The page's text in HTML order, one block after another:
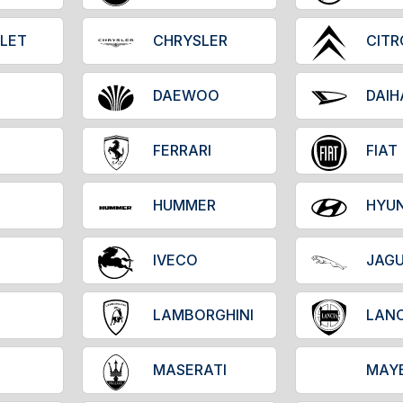
CHRYSLER
DAEWOO
FERRARI FIAT
HUMMER
IVECO
LAMBORGHINI
MASERATI